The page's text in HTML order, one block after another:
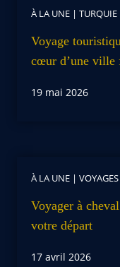
À LA UNE | TURQUIE
Voyage
cœur d’une ville
19 mai 2026
À LA UNE | VOYAGES
Voyager à
votre départ
17 avril 2026